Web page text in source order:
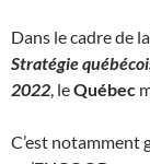
Dans le cadre de la
Stratégie
2022, leQuébec
C’est notamment